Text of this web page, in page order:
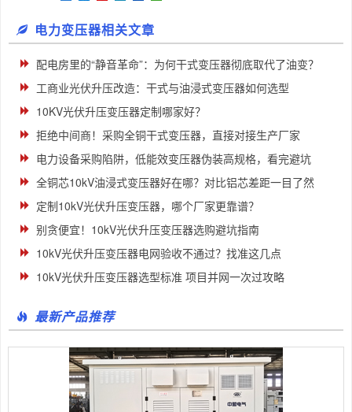
电力变压器相关文章
配电房里的“静音革命”：为何干式变压器彻底取代了油变？
工商业光伏升压改造：干式与油浸式变压器如何选型
10KV光伏升压变压器定制哪家好？
拒绝中间商！采购全铜干式变压器，直接对接生产厂家
电力设备采购陷阱，低能效变压器伪装高规格，看完避坑
全铜芯10kV油浸式变压器好在哪？对比铝芯差距一目了然
定制10kV光伏升压变压器，哪个厂家更靠谱？
别贪便宜！10kV光伏升压变压器选购避坑指南
10kV光伏升压变压器电网验收不通过？找准这几点
10kV光伏升压变压器选型标准 项目并网一次过攻略
最新产品推荐